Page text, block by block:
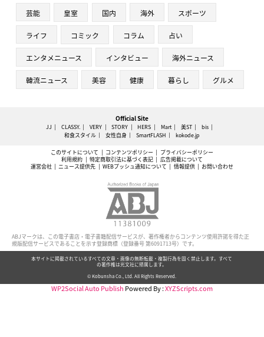
芸能 皇室 国内 海外 スポーツ
ライフ コミック コラム 占い
エンタメニュース インタビュー 海外ニュース
韓流ニュース 美容 健康 暮らし グルメ
Official Site
JJ CLASSY. VERY STORY HERS Mart 美ST
bis
和食スタイル
女性自身 SmartFLASH kokode.jp
このサイトについて コンテンツポリシー
プライバシーポリシー
利用規約
特定商取引法に基づく表記
広告掲載について
運営会社
ニュース提供先 WEBプッシュ通知について 情報提供 お問い合わせ
ABJマークは、この電子書店・電子書籍配信サービスが、著作権者からコンテンツ使用許諾を得た正
規版配信サービスであることを示す登録商標（登録番号 第6091713号）です。
本サイトに掲載されているすべての文章・画像の無断転載・複製行為を固く禁止します。すべて
の著作権は光文社に帰属します。
© Kobunsha Co., Ltd. All Rights Reserved.
WP2Social Auto Publish Powered By :XYZScripts.com